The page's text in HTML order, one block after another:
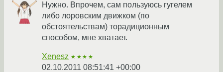
Нужно. Впрочем, сам пользуюсь гугелем
либо лоровским движком (по
обстоятельствам) торадиционным
способом, мне хватает.
Xenesz ★★★★
02.10.2011 08:51:41 +00:00